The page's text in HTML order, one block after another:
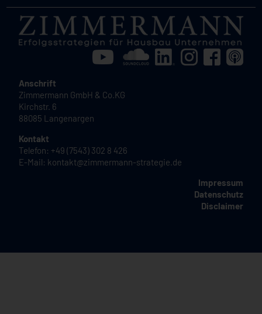
Anschrift
Zimmermann GmbH & Co.KG
Kirchstr. 6
88085 Langenargen
Kontakt
Telefon: +49 (7543) 302 8 426
E-Mail: kontakt@zimmermann-strategie.de
Impressum
Datenschutz
Disclaimer